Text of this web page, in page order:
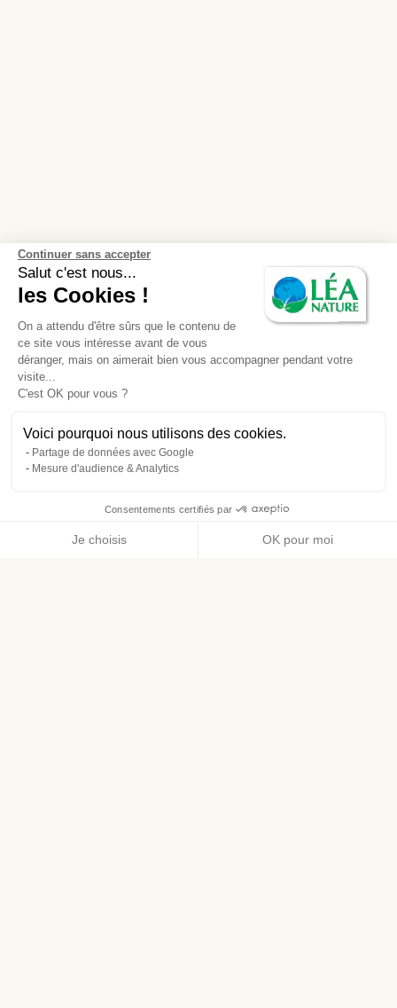
Continuer sans accepter
Salut c'est nous...
les Cookies !
On a attendu d'être sûrs que le contenu de
ce site vous intéresse avant de vous
déranger, mais on aimerait bien vous accompagner pendant votre
visite...
C'est OK pour vous ?
Voici pourquoi nous utilisons des cookies.
Partage de données avec Google
Mesure d'audience & Analytics
Consentements certifiés par
Je choisis OK pour moi